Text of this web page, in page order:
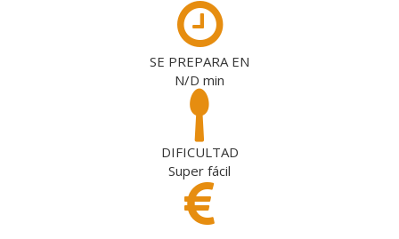
SE PREPARA EN
N/D min
DIFICULTAD
Super fácil